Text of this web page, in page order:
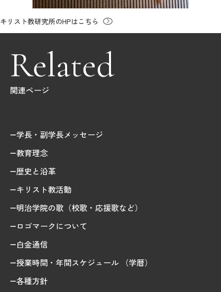
キリスト教研究所のHPはこちら
Related
関連ページ
学長・副学長メッセージ
教育理念
歴史と沿革
キリスト教活動
明治学院の歌（校歌・応援歌など）
ロゴマークについて
白金通信
授業時間・年間スケジュール （学暦）
各種方針